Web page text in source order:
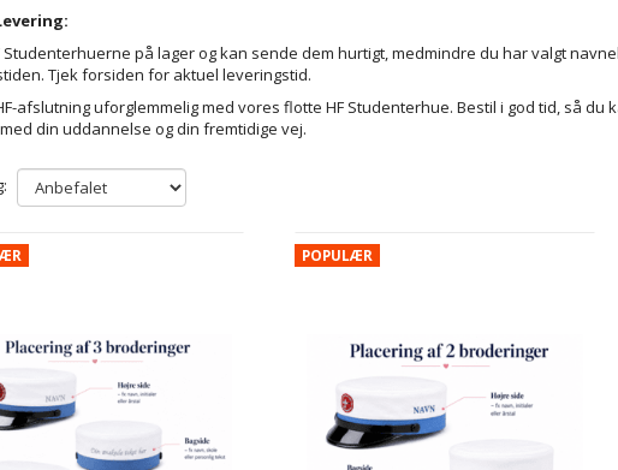
Studenterhuerne på lager og kan sende dem hurtigt, medmindre du har valgt
Tjek forsiden for aktuel leveringstid.
afslutning uforglemmelig med vores flotte HF Studenterhue. Bestil i god tid, så
din uddannelse og din fremtidige vej.
POPULÆR